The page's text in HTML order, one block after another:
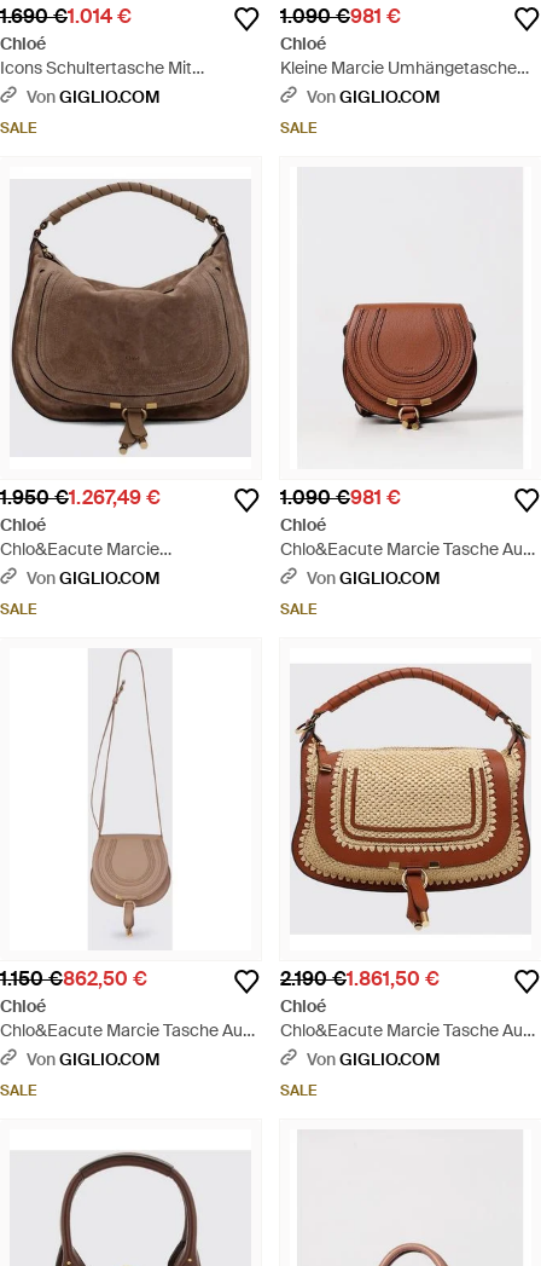
1.690 €1.014 €
Chloé
Icons Schultertasche Mit
Kettenriemen - Weiß
VonGIGLIO.COM
SALE
1.090 €981 €
Chloé
Kleine Marcie Umhängetasche
Aus Strukturiertem Leder -
VonGIGLIO.COM
SALE
1.950 €1.267,49 €
Chloé
Chlo&Eacute Marcie
Wildledertasche - Braun
VonGIGLIO.COM
SALE
1.090 €981 €
Chloé
Chlo&Eacute Marcie Tasche Aus
Genarbtem Leder - Braun
VonGIGLIO.COM
SALE
1.150 €862,50 €
Chloé
Chlo&Eacute Marcie Tasche Aus
Genarbtem Leder - Weiß
VonGIGLIO.COM
SALE
2.190 €1.861,50 €
Chloé
Chlo&Eacute Marcie Tasche Aus
Häkelraffia Und Leder - Braun
VonGIGLIO.COM
SALE